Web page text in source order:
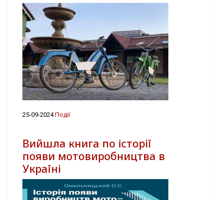
25-09-2024Події
Вийшла книга по історії
появи мотовиробництва в
Україні